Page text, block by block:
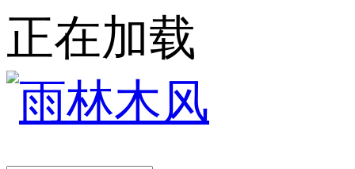
正在加载